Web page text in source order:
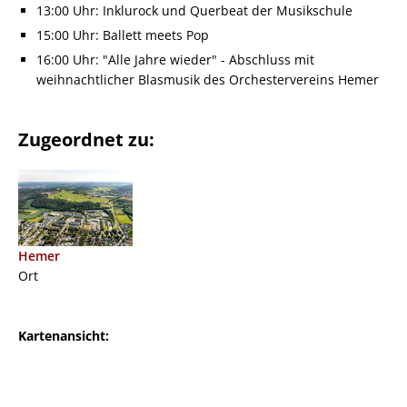
13:00 Uhr: Inklurock und Querbeat der Musikschule
15:00 Uhr: Ballett meets Pop
16:00 Uhr: "Alle Jahre wieder" - Abschluss mit
weihnachtlicher Blasmusik des Orchestervereins Hemer
Zugeordnet zu:
Hemer
Ort
Kartenansicht: